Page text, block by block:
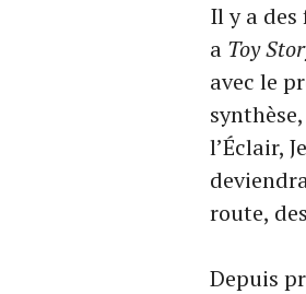
Il y a
a Toy
avec le
l’Éclair,
route,
Depuis